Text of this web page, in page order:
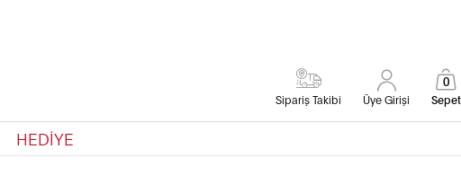
Sipariş Takibi Üye Girişi Sepet
0
HEDİYE